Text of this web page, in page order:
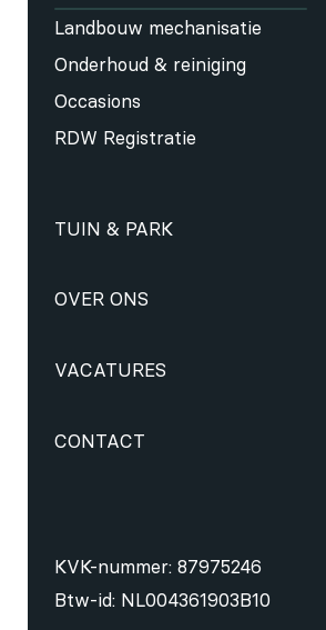
Landbouw mechanisatie
Onderhoud & reiniging
Occasions
RDW Registratie
TUIN & PARK
OVER ONS
VACATURES
CONTACT
KVK-nummer: 87975246
Btw-id: NL004361903B10